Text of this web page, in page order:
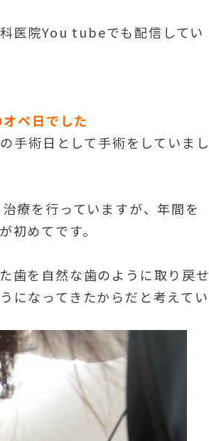
医院You tubeでも配信してい
ペ日でした
手術日として手術をしていまし
療を行っていますが、年間を
初めてです。
歯を自然な歯のように取り戻せ
になってきたからだと考えてい